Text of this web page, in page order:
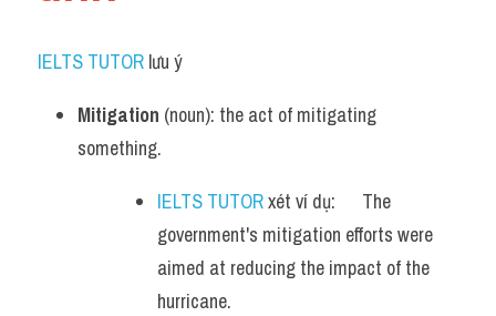
IELTS TUTOR lưu ý​
Mitigation (noun): the act of mitigating
something.
IELTS TUTOR xét ví dụ:      The
government's mitigation efforts were
aimed at reducing the impact of the
hurricane.